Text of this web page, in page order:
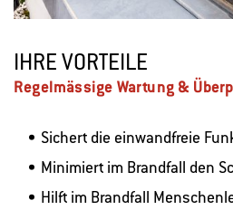
IHRE VORTEILE
Regelmässige Wartung &
Sichert die einwandfreie
Minimiert im Brandfall den
Hilft im Brandfall